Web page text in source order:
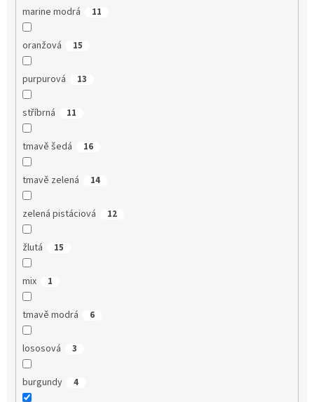
marine modrá 11
oranžová 15
purpurová 13
stříbrná 11
tmavě šedá 16
tmavě zelená 14
zelená pistáciová 12
žlutá 15
mix 1
tmavě modrá 6
lososová 3
burgundy 4